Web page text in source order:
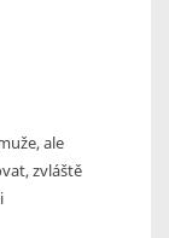
ale
zvláště